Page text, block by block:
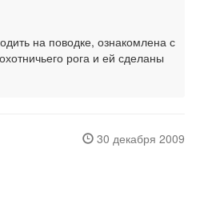
на поводке, ознакомлена с
рога и ей сделаны
30 декабря 2009